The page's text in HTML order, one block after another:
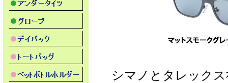
シマノとタレック